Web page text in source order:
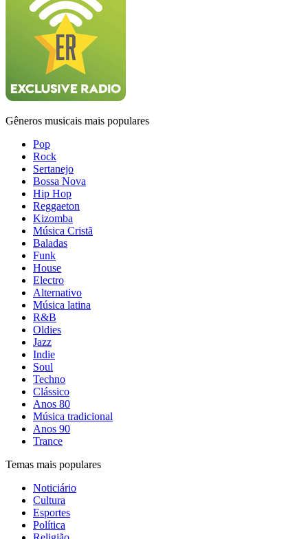
Gêneros musicais mais populares
Pop
Rock
Sertanejo
Bossa Nova
Hip Hop
Reggaeton
Kizomba
Música Cristã
Baladas
Funk
House
Electro
Alternativo
Música latina
R&B
Oldies
Jazz
Indie
Soul
Techno
Clássico
Anos 80
Música tradicional
Anos 90
Trance
Temas mais populares
Noticiário
Cultura
Esportes
Política